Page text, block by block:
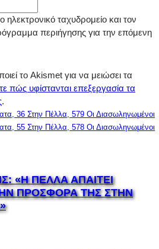
ταχυδρομείο και τον
περιήγησης για την επόμενη
το Akismet για να μειώσει τα
πώς υφίστανται επεξεργασία τα
.
36 Στην Πέλλα, 579 Οι Διασωληνωμένοι
55 Στην Πέλλα, 578 Οι Διασωληνωμένοι
«Η ΠΕΛΛΑ ΑΠΑΙΤΕΙ
ΠΡΟΣΦΟΡΑ ΤΗΣ ΣΤΗΝ